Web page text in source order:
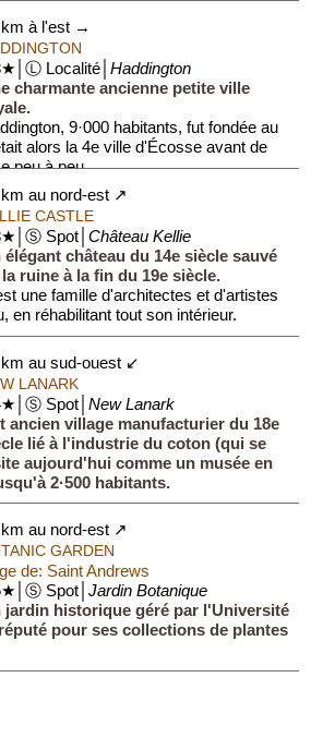
à l'est →
Localité│Haddington
charmante ancienne petite ville
9·000 habitants, fut fondée au
alors la 4e ville d'Écosse avant de
peu à peu.
au nord-est ↗
CASTLE
Spot│Château Kellie
élégant château du 14e siècle sauvé
ruine à la fin du 19e siècle.
une famille d'architectes et d'artistes
en réhabilitant tout son intérieur.
au sud-ouest ↙
LANARK
Spot│New Lanark
ancien village manufacturier du 18e
lié à l'industrie du coton (qui se
aujourd'hui comme un musée en
2·500 habitants.
au nord-est ↗
GARDEN
de: Saint Andrews
Spot│Jardin Botanique
jardin historique géré par l'Université
pour ses collections de plantes